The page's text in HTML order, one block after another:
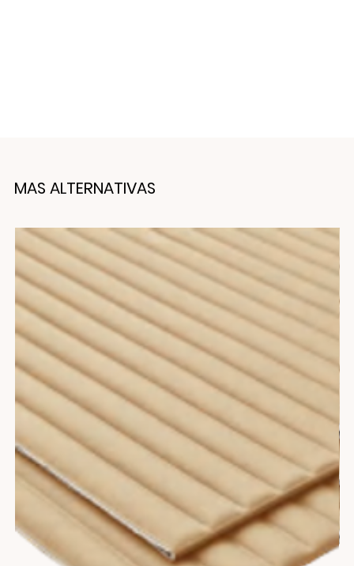
MAS ALTERNATIVAS